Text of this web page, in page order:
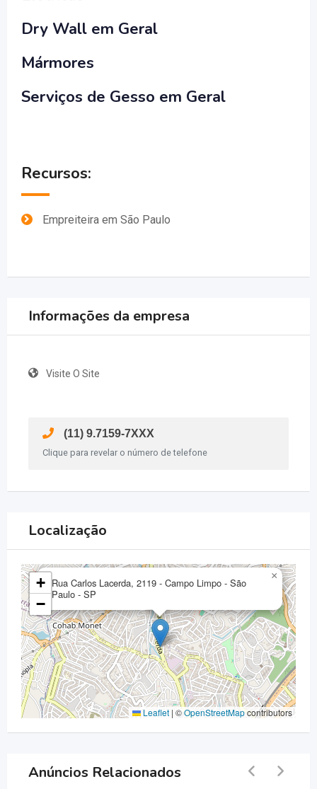
Dry Wall em Geral
Mármores
Serviços de Gesso em Geral
Recursos:
Empreiteira em São Paulo
Informações da empresa
Visite O Site
(11) 9.7159-7XXX
Clique para revelar o número de telefone
Localização
Rua Carlos Lacerda, 2119 - Campo Limpo - São
Paulo - SP
×
+
−
Leaflet | ©OpenStreetMapcontributors
Anúncios Relacionados